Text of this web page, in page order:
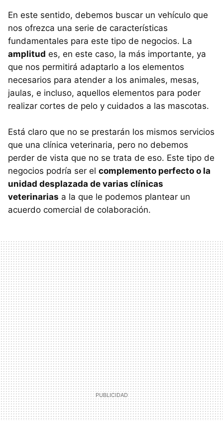
En este sentido, debemos buscar un vehículo que
nos ofrezca una serie de características
fundamentales para este tipo de negocios. La
amplitud es, en este caso, la más importante, ya
que nos permitirá adaptarlo a los elementos
necesarios para atender a los animales, mesas,
jaulas, e incluso, aquellos elementos para poder
realizar cortes de pelo y cuidados a las mascotas.
Está claro que no se prestarán los mismos servicios
que una clínica veterinaria, pero no debemos
perder de vista que no se trata de eso. Este tipo de
negocios podría ser el complemento perfecto o la
unidad desplazada de varias clínicas
veterinarias a la que le podemos plantear un
acuerdo comercial de colaboración.